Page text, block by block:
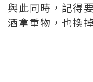
與此同時，記得
酒拿重物，也換